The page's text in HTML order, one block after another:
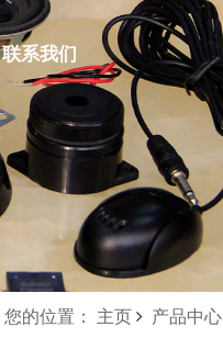
联系我们
您的位置： 主页 产品中心